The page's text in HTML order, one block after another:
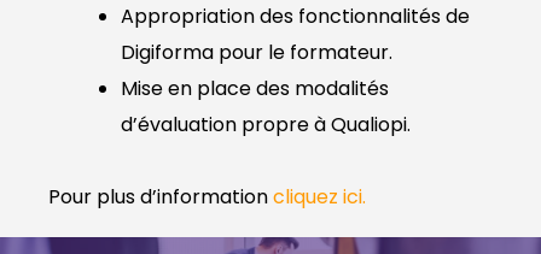
Appropriation des fonctionnalités de
Digiforma pour le formateur.
Mise en place des modalités
d’évaluation propre à Qualiopi.
Pour plus d’informationcliquez ici.